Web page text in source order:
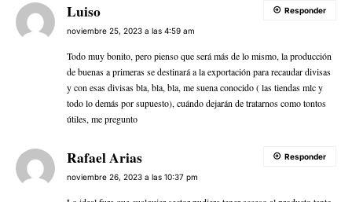
Luiso
noviembre 25, 2023 a las 4:59 am
Todo muy bonito, pero pienso que será más de lo mismo, la producción
de buenas a primeras se destinará a la exportación para recaudar divisas
y con esas divisas bla, bla, bla, me suena conocido ( las tiendas mlc y
todo lo demás por supuesto), cuándo dejarán de tratarnos como tontos
útiles, me pregunto
Responder
Rafael Arias
noviembre 26, 2023 a las 10:37 pm
Responder